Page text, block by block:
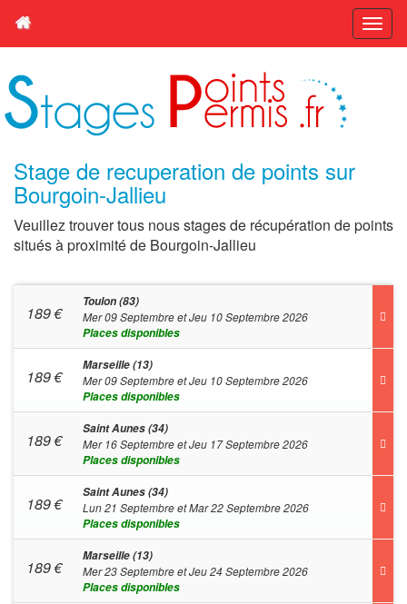
Stage de recuperation de points sur
Bourgoin-Jallieu
Veuillez trouver tous nous stages de récupération de points
situés à proximité de Bourgoin-Jallieu
189€
Toulon (83)
Mer 09 Septembre et Jeu 10 Septembre 2026
Places disponibles
189€
Marseille (13)
Mer 09 Septembre et Jeu 10 Septembre 2026
Places disponibles
189€
Saint Aunes (34)
Mer 16 Septembre et Jeu 17 Septembre 2026
Places disponibles
189€
Saint Aunes (34)
Lun 21 Septembre et Mar 22 Septembre 2026
Places disponibles
189€
Marseille (13)
Mer 23 Septembre et Jeu 24 Septembre 2026
Places disponibles